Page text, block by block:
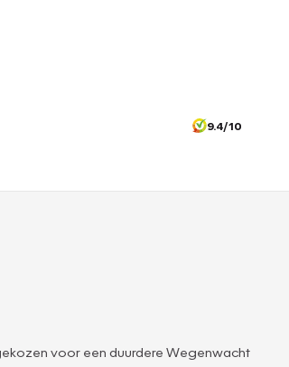
9.4/10
voor een duurdere Wegenwacht